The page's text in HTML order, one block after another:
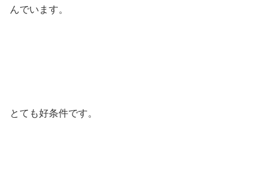
んでいます。
とても好条件です。